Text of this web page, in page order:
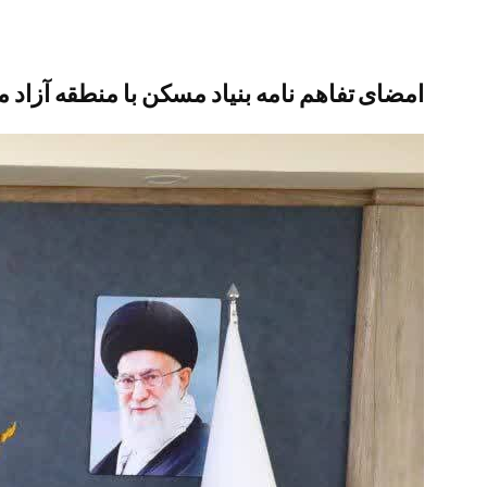
امضای تفاهم نامه بنیاد مسکن با منطقه آزاد